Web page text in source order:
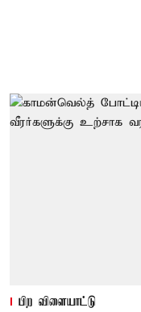
பிற விளையாட்டு